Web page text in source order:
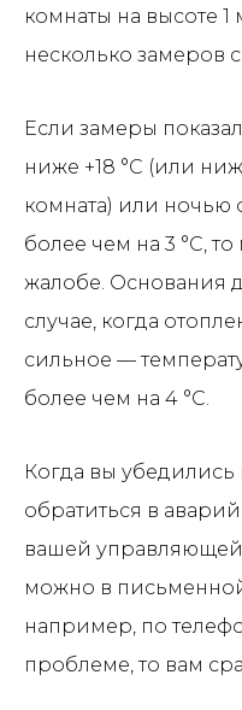
комнаты на высоте 1
несколько замеров
Если замеры
ниже +18 °C (или
комната) или ночью
более чем на 3 °C,
жалобе. Основания
случае, когда
сильное —
более чем на 4 °C.
Когда вы
обратиться в
вашей
можно в
например, по
проблеме, то вам